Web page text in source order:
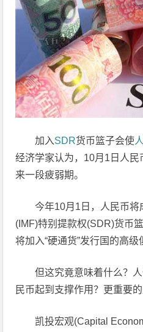
加入SDR货币篮子会使
经济学家认为，10月1日人
来一段疲弱期。
今年10月1日，人民币将
(IMF)特别提款权(SDR)货币
将加入“硬通货”发行国的高级
但这究竟意味着什么？
民币起到支撑作用？更重要
凯投宏观(Capital